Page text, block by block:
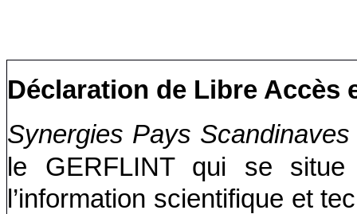
Déclaration de Libre Accès
Synergies Pays
le GERFLINT qui se
l’information scientifique et